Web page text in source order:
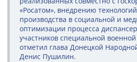
«Росатом», внедрению
производства в социальной и
оптимизации процесса
участников специальной
отметил глава Донецкой
Денис Пушилин.